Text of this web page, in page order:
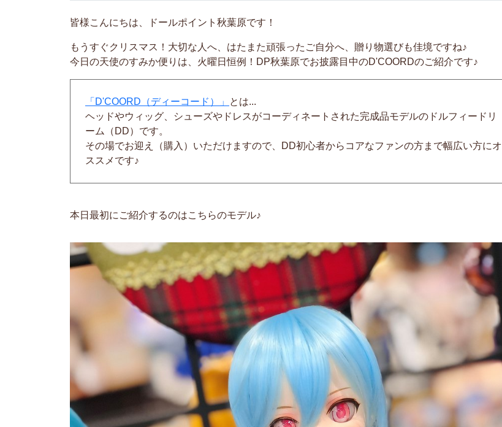
皆様こんにちは、ドールポイント秋葉原です！
もうすぐクリスマス！大切な人へ、はたまた頑張ったご自分へ、贈り物選びも佳境ですね♪
今日の天使のすみか便りは、火曜日恒例！DP秋葉原でお披露目中のD'COORDのご紹介です♪
「D'COORD（ディーコード）」
とは...
ヘッドやウィッグ、シューズやドレスがコーディネートされた完成品モデルのドルフィードリ
ーム（DD）です。
その場でお迎え（購入）いただけますので、DD初心者からコアなファンの方まで幅広い方にオ
ススメです♪
本日最初にご紹介するのはこちらのモデル♪